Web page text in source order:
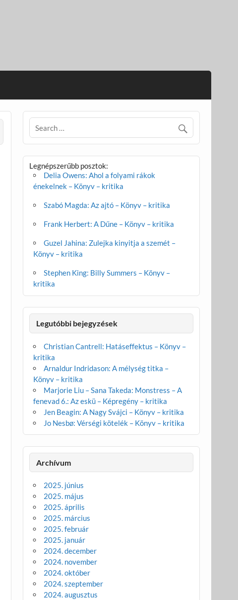
Legnépszerűbb posztok:
Delia Owens: Ahol a folyami rákok
énekelnek – Könyv – kritika
Szabó Magda: Az ajtó – Könyv – kritika
Frank Herbert: A Dűne – Könyv – kritika
Guzel Jahina: Zulejka kinyitja a szemét –
Könyv – kritika
Stephen King: Billy Summers – Könyv –
kritika
Legutóbbi bejegyzések
Christian Cantrell: Hatáseffektus – Könyv –
kritika
Arnaldur Indridason: A mélység titka –
Könyv – kritika
Marjorie Liu – Sana Takeda: Monstress – A
fenevad 6.: Az eskü – Képregény – kritika
Jen Beagin: A Nagy Svájci – Könyv – kritika
Jo Nesbø: Vérségi kötelék – Könyv – kritika
Archívum
2025. június
2025. május
2025. április
2025. március
2025. február
2025. január
2024. december
2024. november
2024. október
2024. szeptember
2024. augusztus